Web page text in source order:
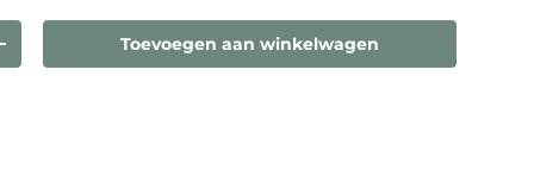
de hoeveelheid
Toevoegen aan winkelwagen